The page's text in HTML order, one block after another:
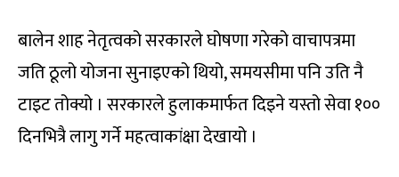
बालेन शाह नेतृत्वको सरकारले घोषणा गरेको वाचापत्रमा
जति ठूलो योजना सुनाइएको थियो, समयसीमा पनि उति नै
टाइट तोक्यो । सरकारले हुलाकमार्फत दिइने यस्तो सेवा १००
दिनभित्रै लागु गर्ने महत्वाकांक्षा देखायो ।